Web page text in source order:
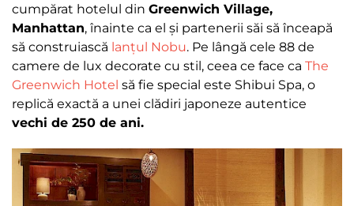
cumpărat hotelul din Greenwich Village,
Manhattan, înainte ca el și partenerii săi să înceapă
să construiască lanțul Nobu. Pe lângă cele 88 de
camere de lux decorate cu stil, ceea ce face ca The
Greenwich Hotel să fie special este Shibui Spa, o
replică exactă a unei clădiri japoneze autentice
vechi de 250 de ani.